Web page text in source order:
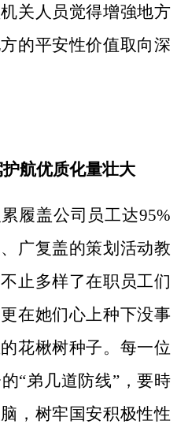
关人员觉得增強地方
的平安性价值取向深
航优质化量壮大
履盖公司员工达95%
广复盖的策划活动教
止多样了在职员工们
在她们心上种下没事
花楸树种子。 每一位
“弟几道防线”，要時
，树牢国安积极性性